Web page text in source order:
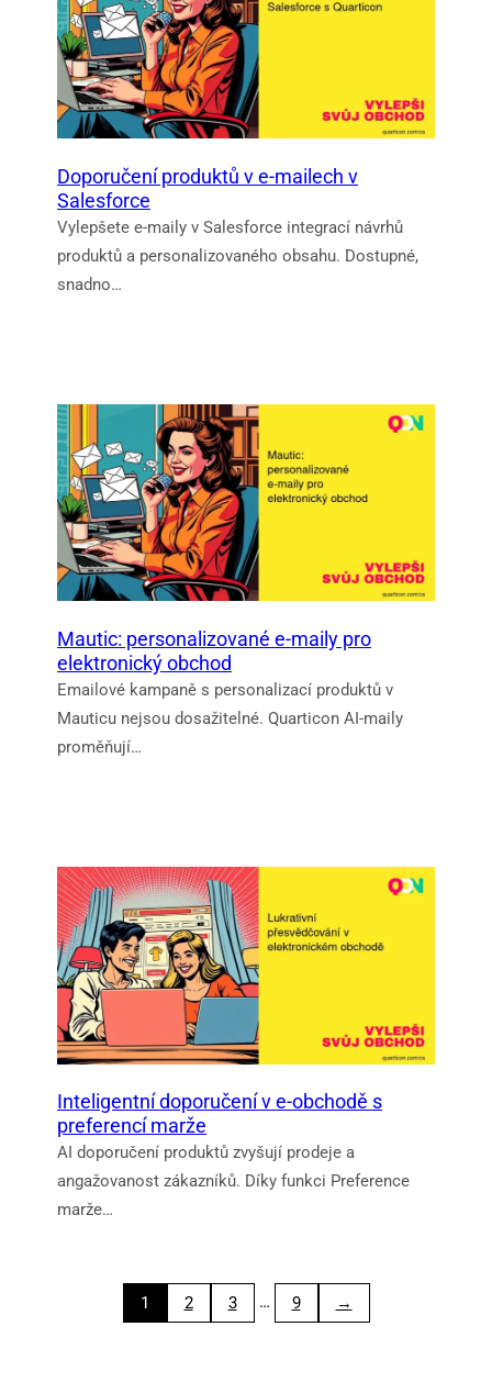
Doporučení produktů v e-mailech v
Salesforce
Vylepšete e-maily v Salesforce integrací návrhů
produktů a personalizovaného obsahu. Dostupné,
snadno…
Mautic: personalizované e-maily pro
elektronický obchod
Emailové kampaně s personalizací produktů v
Mauticu nejsou dosažitelné. Quarticon AI-maily
proměňují…
Inteligentní doporučení v e-obchodě s
preferencí marže
AI doporučení produktů zvyšují prodeje a
angažovanost zákazníků. Díky funkci Preference
marže…
1 2 3 … 9 →